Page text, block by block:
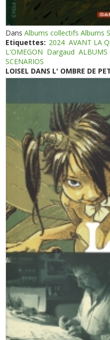
DansAlbums collectifs Albums
Etiquettes: 2024 AVANT LA
L'OMEGON Dargaud ALBUMS
SCENARIOS
LOISEL DANS L' OMBRE DE